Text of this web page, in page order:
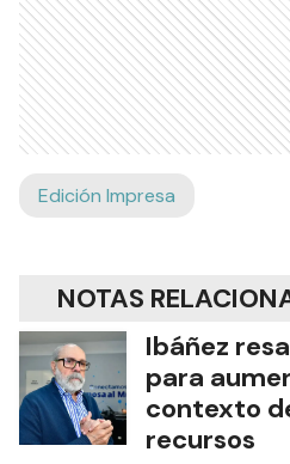
Edición Impresa
NOTAS
Ibáñez
para
contexto
recursos